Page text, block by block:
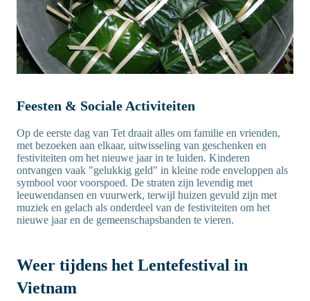
Feesten & Sociale Activiteiten
Op de eerste dag van Tet draait alles om familie en vrienden,
met bezoeken aan elkaar, uitwisseling van geschenken en
festiviteiten om het nieuwe jaar in te luiden. Kinderen
ontvangen vaak "gelukkig geld" in kleine rode enveloppen als
symbool voor voorspoed. De straten zijn levendig met
leeuwendansen en vuurwerk, terwijl huizen gevuld zijn met
muziek en gelach als onderdeel van de festiviteiten om het
nieuwe jaar en de gemeenschapsbanden te vieren.
Weer tijdens het Lentefestival in
Vietnam